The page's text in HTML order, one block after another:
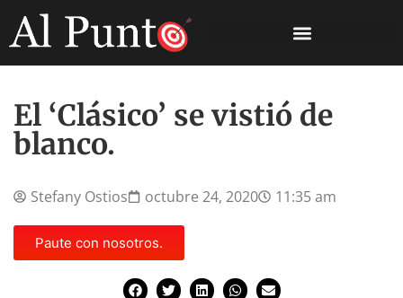
El ‘Clásico’ se vistió de
blanco.
Stefany Ostios octubre 24, 2020 11:35 am
Paute con nosotros.